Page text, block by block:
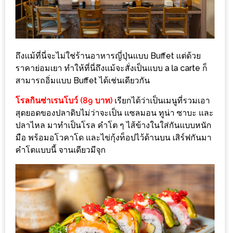
CART
DRAFT
–
บาร์บีคิว
สาว
เหนือ
กับ
สลัด
หนุ่ม
บ้านนา
เมนู
เด็ด
จาก
ถึงแม้ที่นี่จะไม่ใช่ร้านอาหารญี่ปุ่นแบบ Buffet แต่ด้วย
ราคาย่อมเยา ทำให้ที่นี่ถึงแม้จะสั่งเป็นแบบ a la carte ก็
สามารถอิ่มแบบ Buffet ได้เช่นเดียวกัน
โรลกินซ่าเรนโบว์ (89 บาท) เรียกได้ว่าเป็นเมนูที่รวมเอา
สุดยอดของปลาดิบไม่ว่าจะเป็น แซลมอน ทูน่า ซาบะ และ
ปลาไหล มาทำเป็นโรล คำโต ๆ ไส้ข้างในใส่กันแบบหนัก
มือ พร้อมอโวคาโด และไข่กุ้งท็อปไว้ด้านบน เสิร์ฟกันมา
คำโตแบบนี้ จานเดียวมีจุก